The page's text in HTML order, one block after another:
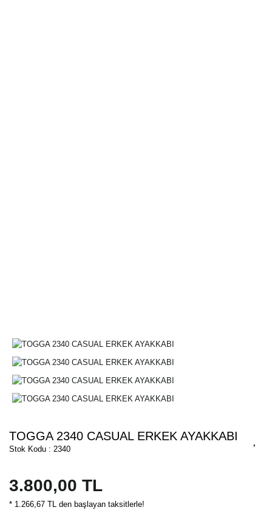
TOGGA 2340 CASUAL ERKEK AYAKKABI
Stok Kodu : 2340
3.800,00 TL
* 1.266,67 TL den başlayan taksitlerle!